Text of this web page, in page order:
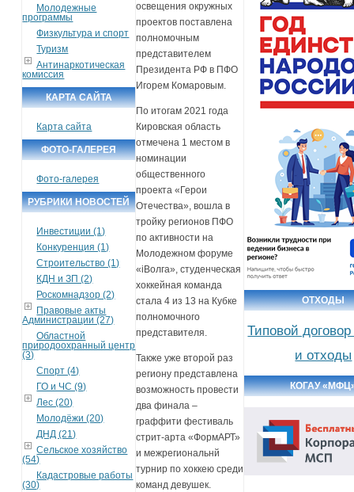
Молодежные
программы
Физкультура и спорт
Туризм
Антинаркотическая
комиссия
КАРТА САЙТА
Карта сайта
ФОТО-ГАЛЕРЕЯ
Фото-галерея
РУБРИКИ НОВОСТЕЙ
Инвестиции (1)
Конкуренция (1)
Строительство (1)
КДН и ЗП (2)
Роскомнадзор (2)
Правовые акты
Администрации (27)
Областной
природоохранный центр
(3)
Спорт (4)
ГО и ЧС (9)
Лес (20)
Молодёжи (20)
ДНД (21)
Сельское хозяйство
(54)
Кадастровые работы
(30)
освещения окружных
проектов поставлена
полномочным
представителем
Президента РФ в ПФО
Игорем Комаровым.
По итогам 2021 года
Кировская область
отмечена 1 местом в
номинации
общественного
проекта «Герои
Отечества», вошла в
тройку регионов ПФО
по активности на
Молодежном форуме
«iВолга», студенческая
хоккейная команда
стала 4 из 13 на Кубке
полномочного
представителя.
Также уже второй раз
региону представлена
возможность провести
два финала –
граффити фестиваль
стрит-арта «ФормАРТ»
и межрегиональнй
турнир по хоккею среди
команд девушек.
ОТХОДЫ
Типовой
и отходы
КОГАУ